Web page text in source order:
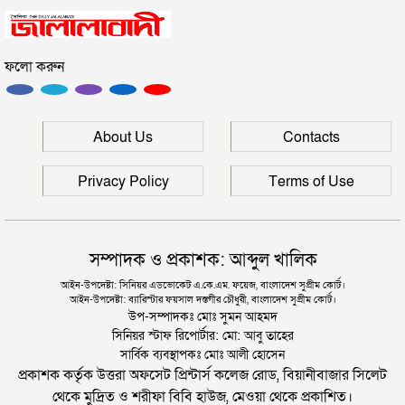
উদ্ধার
দিল্লিতে শেখ হাসিনার বক্তব্য দেওয়া নিয়ে পররাষ্ট্র
মন্ত্রণালয়ের ক্ষোভ
ফলো করুন
About Us Contacts
Privacy Policy Terms of Use
সম্পাদক ও প্রকাশক: আব্দুল খালিক
আইন-উপদেষ্টা: সিনিয়র এডভোকেট এ.কে.এম. ফয়েজ, বাংলাদেশ সুপ্রীম কোর্ট।
আইন-উপদেষ্টা: ব্যারিস্টার ফয়সাল দস্তগীর চৌধুরী, বাংলাদেশ সুপ্রীম কোর্ট।
উপ-সম্পাদকঃ মোঃ সুমন আহমদ
সিনিয়র স্টাফ রিপোর্টার: মো: আবু তাহের
সার্বিক ব্যবস্থাপকঃ মোঃ আলী হোসেন
প্রকাশক কর্তৃক উত্তরা অফসেট প্রিন্টার্স কলেজ রোড, বিয়ানীবাজার সিলেট
থেকে মুদ্রিত ও শরীফা বিবি হাউজ, মেওয়া থেকে প্রকাশিত।